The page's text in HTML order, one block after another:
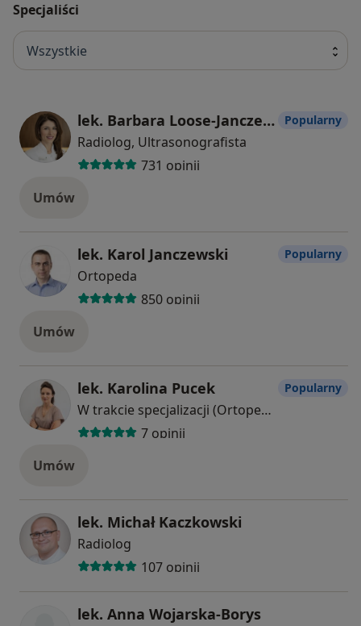
Specjaliści
Wszystkie
lek. Barbara Loose-Janczewska
Radiolog, Ultrasonografista
731 opinii
Popularny
Umów
lek. Karol Janczewski
Ortopeda
850 opinii
Popularny
Umów
lek. Karolina Pucek
W trakcie specjalizacji (Ortopeda)
7 opinii
Popularny
Umów
lek. Michał Kaczkowski
Radiolog
107 opinii
lek. Anna Wojarska-Borys